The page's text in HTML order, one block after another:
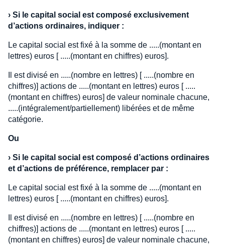
› Si le capital social est composé exclusivement
d’actions ordinaires, indiquer :
Le capital social est fixé à la somme de .....(montant en
lettres) euros [ .....(montant en chiffres) euros].
Il est divisé en .....(nombre en lettres) [ .....(nombre en
chiffres)] actions de .....(montant en lettres) euros [ .....
(montant en chiffres) euros] de valeur nominale chacune,
.....(intégralement/partiellement) libérées et de même
catégorie.
Ou
› Si le capital social est composé d’actions ordinaires
et d’actions de préférence, remplacer par :
Le capital social est fixé à la somme de .....(montant en
lettres) euros [ .....(montant en chiffres) euros].
Il est divisé en .....(nombre en lettres) [ .....(nombre en
chiffres)] actions de .....(montant en lettres) euros [ .....
(montant en chiffres) euros] de valeur nominale chacune,